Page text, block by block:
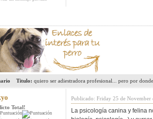
Titulo: quiero ser adiestradora profesional... pero por
Total!
Publicado: Friday 25 de November
La psicología canina y felina